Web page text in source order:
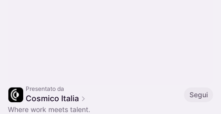
Presentato da
Cosmico Italia
Segui
Where work meets talent.